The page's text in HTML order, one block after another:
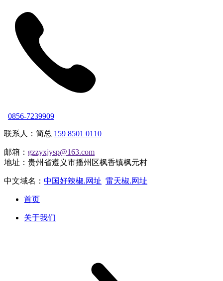
0856-7239909
联系人：简总 159 8501 0110
邮箱： gzzyxjysp@163.com
地址：贵州省遵义市播州区枫香镇枫元村
中文域名： 中国好辣椒.网址 雷天椒.网址
首页
关于我们